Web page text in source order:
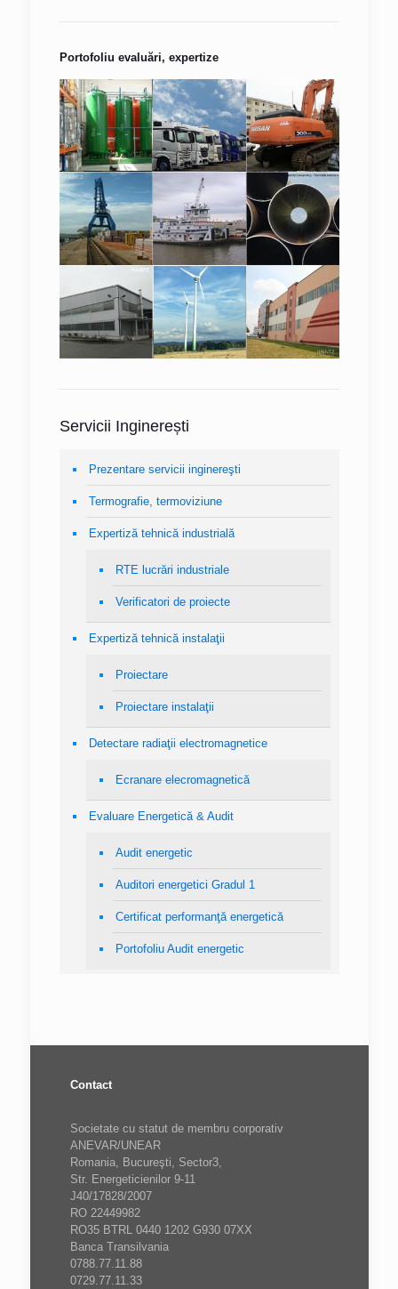
Portofoliu evaluări, expertize
Servicii Inginerești
Prezentare servicii inginereşti
Termografie, termoviziune
Expertiză tehnică industrială
RTE lucrări industriale
Verificatori de proiecte
Expertiză tehnică instalaţii
Proiectare
Proiectare instalaţii
Detectare radiaţii electromagnetice
Ecranare elecromagnetică
Evaluare Energetică & Audit
Audit energetic
Auditori energetici Gradul 1
Certificat performanţă energetică
Portofoliu Audit energetic
Contact
Societate cu statut de membru corporativ
ANEVAR/UNEAR
Romania, Bucureşti, Sector3,
Str. Energeticienilor 9-11
J40/17828/2007
RO 22449982
RO35 BTRL 0440 1202 G930 07XX
Banca Transilvania
0788.77.11.88
0729.77.11.33